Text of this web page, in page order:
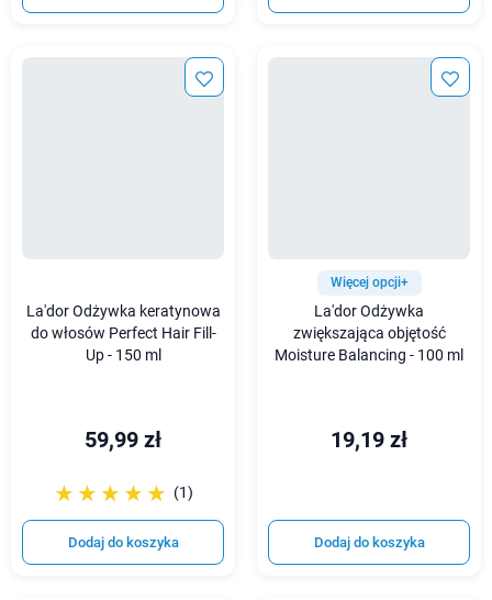
La'dor Odżywka keratynowa
do włosów Perfect Hair Fill-
Up - 150 ml
59,99 zł
☆☆☆☆☆
★★★★★ (1)
Dodaj do koszyka
Więcej opcji+
La'dor Odżywka
zwiększająca objętość
Moisture Balancing - 100 ml
19,19 zł
Dodaj do koszyka